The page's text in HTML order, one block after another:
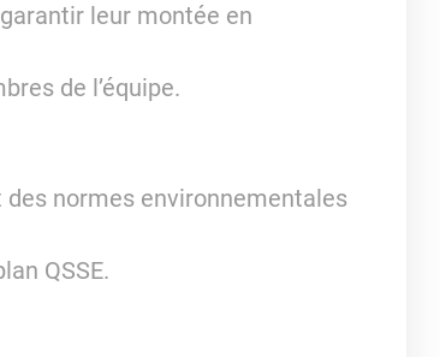
leur montée en
de l’équipe.
normes environnementales
QSSE.